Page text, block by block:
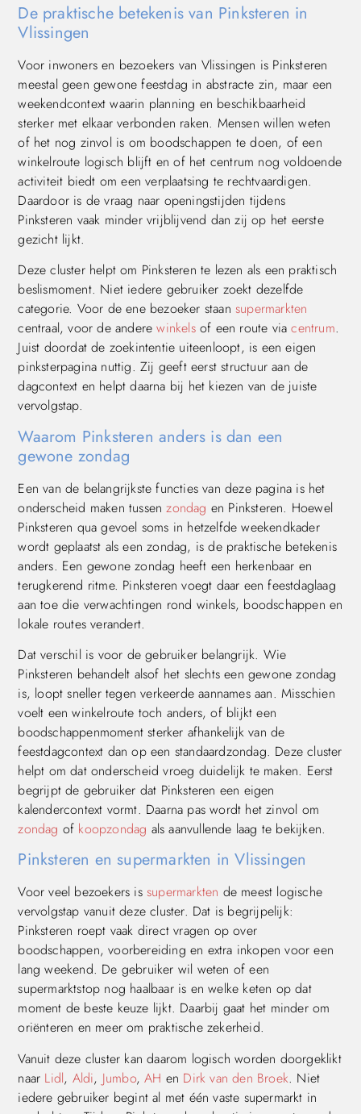
De praktische betekenis van Pinksteren in
Vlissingen
Voor inwoners en bezoekers van Vlissingen is Pinksteren
meestal geen gewone feestdag in abstracte zin, maar een
weekendcontext waarin planning en beschikbaarheid
sterker met elkaar verbonden raken. Mensen willen weten
of het nog zinvol is om boodschappen te doen, of een
winkelroute logisch blijft en of het centrum nog voldoende
activiteit biedt om een verplaatsing te rechtvaardigen.
Daardoor is de vraag naar openingstijden tijdens
Pinksteren vaak minder vrijblijvend dan zij op het eerste
gezicht lijkt.
Deze cluster helpt om Pinksteren te lezen als een praktisch
beslismoment. Niet iedere gebruiker zoekt dezelfde
categorie. Voor de ene bezoeker staan supermarkten
centraal, voor de anderewinkelsof een route viacentrum.
Juist doordat de zoekintentie uiteenloopt, is een eigen
pinksterpagina nuttig. Zij geeft eerst structuur aan de
dagcontext en helpt daarna bij het kiezen van de juiste
vervolgstap.
Waarom Pinksteren anders is dan een
gewone zondag
Een van de belangrijkste functies van deze pagina is het
onderscheid maken tussenzondag en Pinksteren. Hoewel
Pinksteren qua gevoel soms in hetzelfde weekendkader
wordt geplaatst als een zondag, is de praktische betekenis
anders. Een gewone zondag heeft een herkenbaar en
terugkerend ritme. Pinksteren voegt daar een feestdaglaag
aan toe die verwachtingen rond winkels, boodschappen en
lokale routes verandert.
Dat verschil is voor de gebruiker belangrijk. Wie
Pinksteren behandelt alsof het slechts een gewone zondag
is, loopt sneller tegen verkeerde aannames aan. Misschien
voelt een winkelroute toch anders, of blijkt een
boodschappenmoment sterker afhankelijk van de
feestdagcontext dan op een standaardzondag. Deze cluster
helpt om dat onderscheid vroeg duidelijk te maken. Eerst
begrijpt de gebruiker dat Pinksteren een eigen
kalendercontext vormt. Daarna pas wordt het zinvol om
zondag of koopzondag als aanvullende laag te bekijken.
Pinksteren en supermarkten in Vlissingen
Voor veel bezoekers is supermarkten de meest logische
vervolgstap vanuit deze cluster. Dat is begrijpelijk:
Pinksteren roept vaak direct vragen op over
boodschappen, voorbereiding en extra inkopen voor een
lang weekend. De gebruiker wil weten of een
supermarktstop nog haalbaar is en welke keten op dat
moment de beste keuze lijkt. Daarbij gaat het minder om
oriënteren en meer om praktische zekerheid.
Vanuit deze cluster kan daarom logisch worden doorgeklikt
naar Lidl, Aldi, Jumbo,AH en Dirk van den Broek. Niet
iedere gebruiker begint al met één vaste supermarkt in